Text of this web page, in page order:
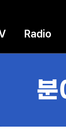
Radio
분